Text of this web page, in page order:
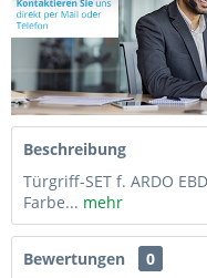
Beschreibung
Türgriff-SET f. ARDO
Farbe... mehr
Bewertungen
0